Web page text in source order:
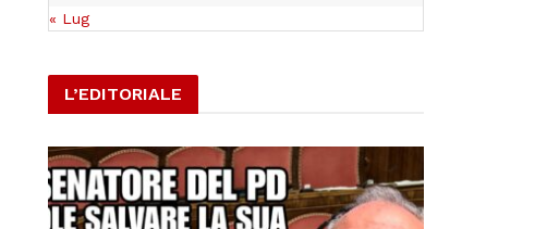
« Lug
L’EDITORIALE